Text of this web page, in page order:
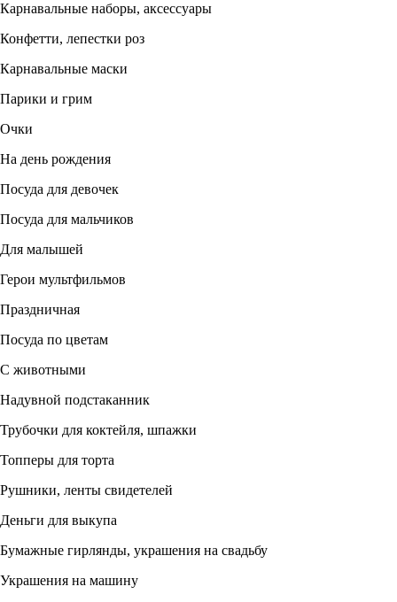
Карнавальные наборы, аксессуары
Конфетти, лепестки роз
Карнавальные маски
Парики и грим
Очки
На день рождения
Посуда для девочек
Посуда для мальчиков
Для малышей
Герои мультфильмов
Праздничная
Посуда по цветам
С животными
Надувной подстаканник
Трубочки для коктейля, шпажки
Топперы для торта
Рушники, ленты свидетелей
Деньги для выкупа
Бумажные гирлянды, украшения на свадьбу
Украшения на машину